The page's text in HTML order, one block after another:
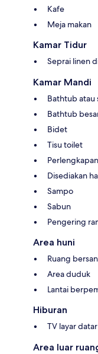
Kafe
Meja makan
Kamar Tidur
Seprai linen
Kamar Mandi
Bathtub atau
Bathtub
Bidet
Tisu toilet
Disediakan
Sampo
Sabun
Pengering
Area huni
Ruang
Area duduk
Lantai
Hiburan
TV layar
Area luar